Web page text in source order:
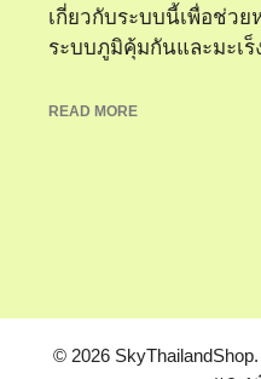
เกี่ยวกับระบบนี้เพื่อช่ว
ระบบภูมิคุ้มกันและมะเร็
READ MORE
© 2026